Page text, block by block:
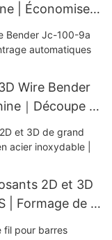
| Économisez
Wire Bender
｜Découpe et
ISO｜
2D et 3D
| Formage de fil
CE |